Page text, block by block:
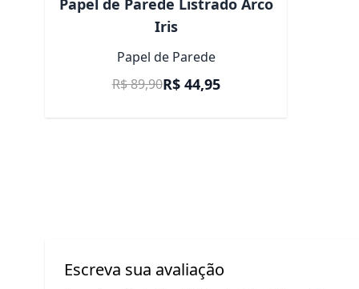
Papel de Parede Listrado Arco
Iris
Papel de Parede
Preço Promocional
R$ 44,95
R$ 89,90
Escreva sua avaliação